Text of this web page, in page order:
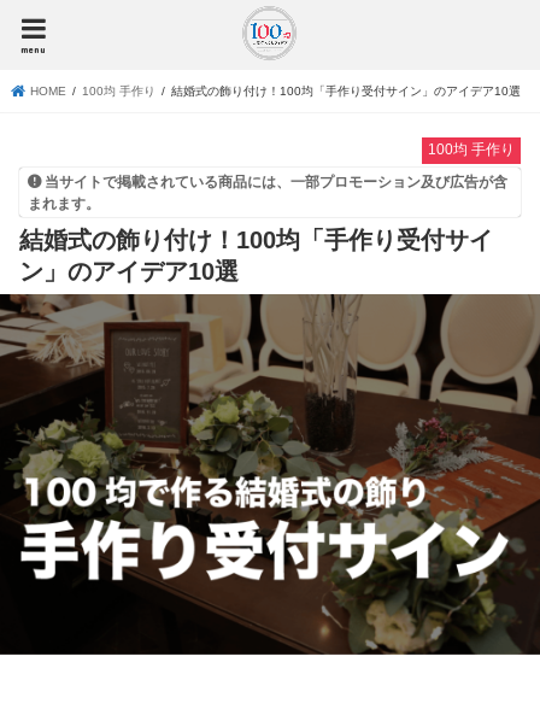
menu
HOME 100均 手作り 結婚式の飾り付け！100均「手作り受付サイン」のアイデア10選
100均 手作り
当サイトで掲載されている商品には、一部プロモーション及び広告が含
まれます。
結婚式の飾り付け！100均「手作り受付サイ
ン」のアイデア10選